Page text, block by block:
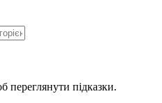
переглянути підказки.